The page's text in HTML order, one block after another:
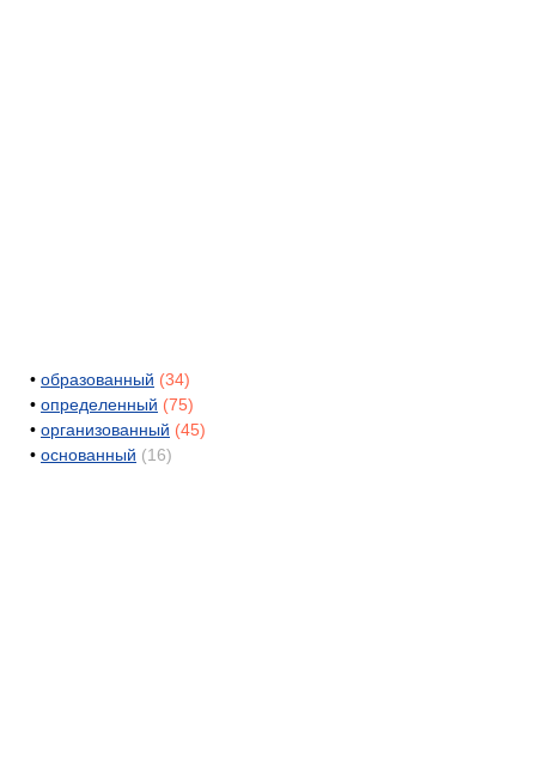
• образованный (34)
• определенный (75)
• организованный (45)
• основанный (16)